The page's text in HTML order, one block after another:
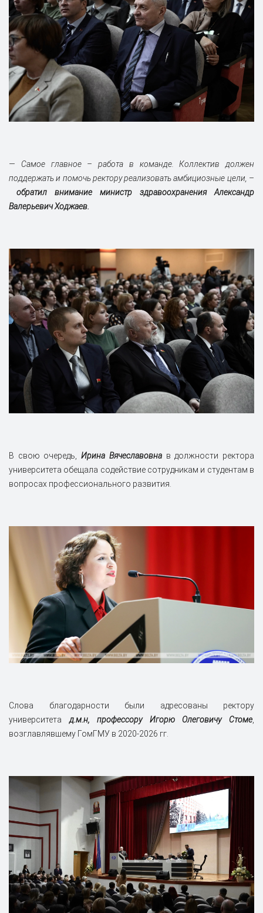
— Самое главное – работа в команде. Коллектив должен
поддержать и помочь ректору реализовать амбициозные цели, –
обратил внимание министр здравоохранения Александр
Валерьевич Ходжаев.
В свою очередь,Ирина Вячеславовна в должности ректора
университета обещала содействие сотрудникам и студентам в
вопросах профессионального развития.
Слова благодарности были адресованы ректору
университетад.м.н, профессору Игорю Олеговичу Стоме,
возглавлявшему ГомГМУ в 2020-2026 гг.